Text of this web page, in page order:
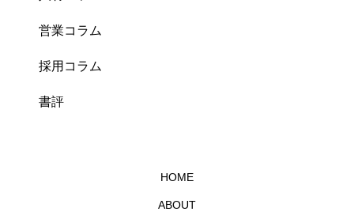
営業コラム
採用コラム
書評
HOME
ABOUT